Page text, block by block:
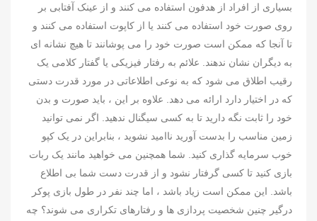
بسیاری از افراد از هدفون استفاده می کنند و از عینک آفتابی بر
روی صورت خود استفاده می کنند یا از کاپوت استفاده می کنند و
تا آنجا که ممکن است صورت خود را می پوشانند تا هیچ نشانه ای
به دیگران نشان ندهند. علائم به رفتار فیزیکی یا گفتار کلامی یک
رقیب اطلاق می شود که به نوعی اطلاعاتی در مورد قدرت دستی
که در اختیار دارد ارائه می دهد. علاوه بر این ، باید صورت و بدن
خود را ثابت نگه دارید تا به کسی سیگنال ندهید. اگر نمی توانید
زمین مناسب را بدست آورید ناامید نشوید ، بنابراین در یک کپو
خوب سرمایه گذاری کنید. شما همچنین می خواهید مانند یک ربات
بازی کنید تا کسی گرفتار نشود و از قدرت دست شما بی اطلاع
باشد. این ممکن است زیاد باشد ، اما چند نفر در طول بازی پوکر
درگیر چنین شخصیت پردازی ها و رفتارهای تکراری می شوند؟ چه